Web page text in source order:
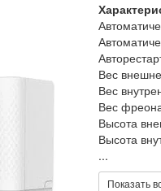
Вес
Вес
Вес
Высота
Высота
...
Показать